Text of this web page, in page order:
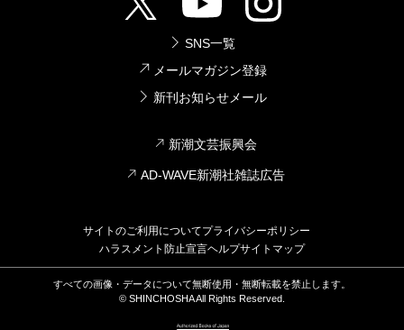
SNS一覧
メールマガジン登録
新刊お知らせメール
新潮文芸振興会
AD-WAVE新潮社雑誌広告
サイトのご利用についてプライバシーポリシー
ハラスメント防止宣言ヘルプサイトマップ
すべての画像・データについて無断使用・無断転載を禁止します。
© SHINCHOSHA All Rights Reserved.